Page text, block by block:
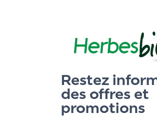
Restez
des offres et
promotions